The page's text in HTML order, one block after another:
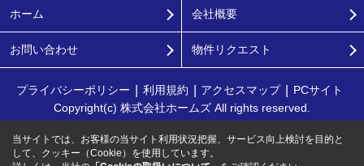
ホーム 会社概要
お問い合わせ 物件リクエスト
プライバシーポリシー 利用規約 アクセスマップ
PCサイト
Copyright(c) 株式会社ホームズ All rights reserved.
当サイトでは、お客様の当サイト利用状況把握、サービス向上検討を目的と
して、クッキー（Cookie）を使用しています。